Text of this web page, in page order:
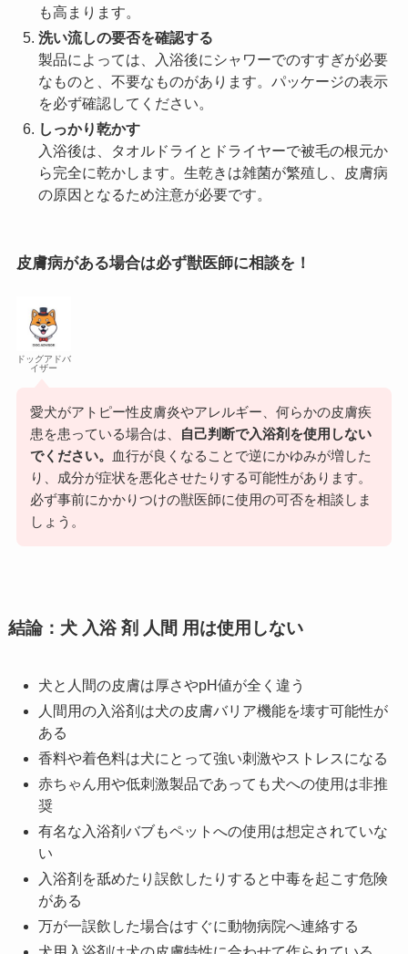
も高まります。
洗い流しの要否を確認する
製品によっては、入浴後にシャワーでのすすぎが必要
なものと、不要なものがあります。パッケージの表示
を必ず確認してください。
しっかり乾かす
入浴後は、タオルドライとドライヤーで被毛の根元か
ら完全に乾かします。生乾きは雑菌が繁殖し、皮膚病
の原因となるため注意が必要です。
皮膚病がある場合は必ず獣医師に相談を！
ドッグアドバ
イザー
愛犬がアトピー性皮膚炎やアレルギー、何らかの皮膚疾
患を患っている場合は、
自己判断で入浴剤を使用しない
でください。
血行が良くなることで逆にかゆみが増した
り、成分が症状を悪化させたりする可能性があります。
必ず事前にかかりつけの獣医師に使用の可否を相談しま
しょう。
結論：犬 入浴 剤 人間 用は使用しない
犬と人間の皮膚は厚さやpH値が全く違う
人間用の入浴剤は犬の皮膚バリア機能を壊す可能性が
ある
香料や着色料は犬にとって強い刺激やストレスになる
赤ちゃん用や低刺激製品であっても犬への使用は非推
奨
有名な入浴剤バブもペットへの使用は想定されていな
い
入浴剤を舐めたり誤飲したりすると中毒を起こす危険
がある
万が一誤飲した場合はすぐに動物病院へ連絡する